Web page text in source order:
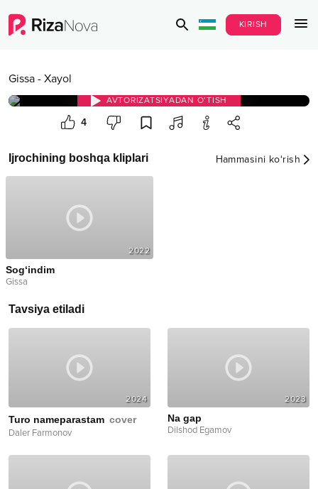
KIRISH
Gissa - Xayol
AVTORIZATSIYADAN O‘TISH
4
Ijrochining boshqa kliplari Hammasini ko‘rish
2022
Sog‘indim
Gissa
Tavsiya etiladi
2024
Turo nameparastam cover
Daler Farmonov
2023
Na gap
Dilshod Egamov